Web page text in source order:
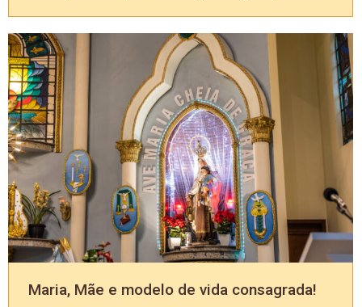
Maria, Mãe e modelo de vida consagrada!